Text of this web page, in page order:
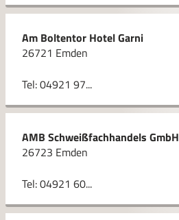
Am Boltentor Hotel Garni
26721 Emden
Tel: 04921 97...
AMB Schweißfachhandels GmbH
26723 Emden
Tel: 04921 60...